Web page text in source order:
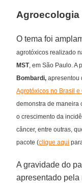
Agroecologia
O tema foi
agrotóxicos realizado
MST, em São Paulo. A
Bombardi, apresentou
Agrotóxicos no Brasil
demonstra de maneira
o crescimento da
câncer, entre outras,
pacote (clique aqui
A gravidade do
apresentado pela